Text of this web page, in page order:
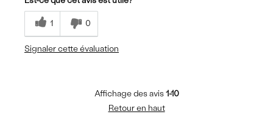
1 0
Signaler cette évaluation
Affichage des avis1-10
Retour en haut